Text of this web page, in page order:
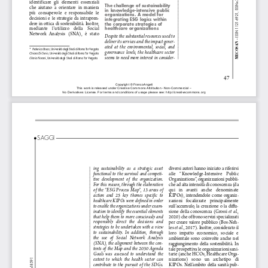
47
MECOSAN
identificare   gli   elementi   essenziali
che  aiutano  a  orientare  in  maniera
più   consapevole   e   responsabile   le
decisioni  e  le  strategie  da  intrapren-
dere in ottica di sostenibilità. Inoltre,
mediante    l’utilizzo    della    Social
Network   Analysis   (SNA),   è   stato
The challenge of sustainability
in knowledge-intensive public
organizations. A model for
integrating ESG logics within
the corporate strategies of
healthcare organizations
Despite the substantial resources used to
deliver its services and the impact gener-
ated  at  the  environmental,  social,  and
governance  levels,  the  healthcare  sector
seems  to  need  more  interest  in  consider-
* Federica Bosco, Università degli Studi di Roma Tor Vergata.
Chiara Di Gerio, Università degli Studi di Roma Tor Vergata.
Gloria Fiorani, Università degli Studi di Roma Tor Vergata.
Copyright © FrancoAngeli
This work is released under Creative Commons Attribution - Non-Commercial
No Derivatives License. For terms and conditions of usage please see: http://creativecommons.org
SAGGI
diversi autori hanno iniziato a riferirsi
alle    “Knowledge-Intensive    Public
Organizations”, organizzazioni pubbli-
che ad alta intensità di conoscenza (da
qui    in    avanti    anche    denominate
KIPOs),  intendendole  come  organiz-
zazioni    focalizzate    principalmente
sull’accumulo,  la  creazione  o  la  diffu-
sione  della  conoscenza  (Grossi et  al.,
2020) che offrono servizi specializzati
per  creare  valore  pubblico  (Bos-Neh-
les et al., 2017). Inoltre, considerato il
loro   impatto   economico,   sociale   e
ambientale  sono  coinvolte  anche  nel
raggiungimento  della  sostenibilità.  In
tale prospettiva le organizzazioni sani-
tarie (anche HCOs, Healthcare Orga-
nizations)    sono    un    archetipo    di
KIPOs.  Nell’ambito  della  sanità  pub-
ing  sustainability  as  a  strategic  asset
functional  to  the  survival  and  competi-
tive  development  of  the  organization.
For this reason, through the elaboration
of  the  “ESG  Process  Map”,  13  areas  of
action  and  25  key  themes  specific  to
healthcare KIPOs were defined in order
to enable the organizations under exam-
ination to identify the essential elements
that  help  them  to  more  consciously  and
responsibly   direct   the   decisions   and
strategies  to  be  undertaken  with  a  view
to  sustainability.  In  addition,  through
the   use   of   Social   Network   Analysis
(SNA), the alignment between the con-
tents  of  the  Map  and  the  2030  Agenda
Goals  was  assessed  to  understand  the
extent  to  which  the  health  sector  can
contribute  to  the  pursuit  of  the  SDGs.